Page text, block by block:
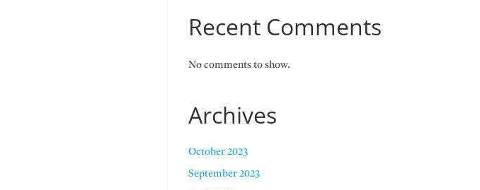
Recent Comments
No comments to show.
Archives
October 2023
September 2023